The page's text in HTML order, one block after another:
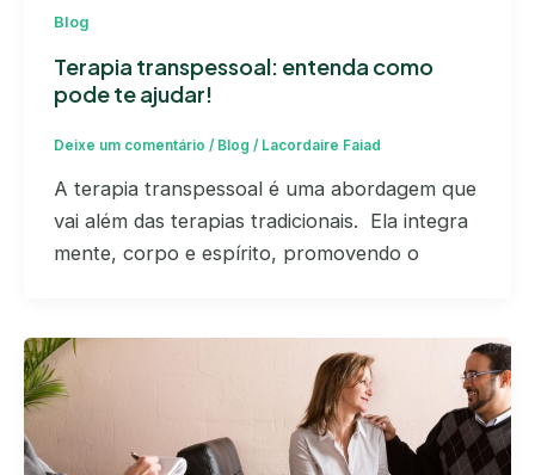
Blog
Terapia transpessoal: entenda como
pode te ajudar!
Deixe um comentário / Blog / Lacordaire Faiad
A terapia transpessoal é uma abordagem que
vai além das terapias tradicionais. Ela integra
mente, corpo e espírito, promovendo o